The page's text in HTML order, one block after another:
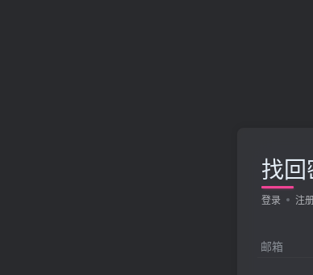
找
登录 注
邮箱